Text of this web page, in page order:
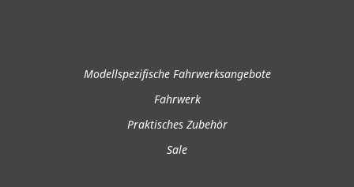
Modellspezifische Fahrwerksangebote
Fahrwerk
Praktisches Zubehör
Sale